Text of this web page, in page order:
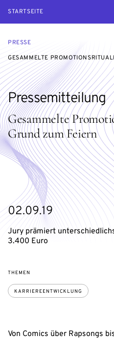
STARTSEITE
PRESSE
GESAMMELTE
Gesammelte
Grund zum Feiern
Pressemitteilung
02.09.19
Jury prämiert
3.400 Euro
THEMEN
KARRIEREENTWICKLUNG
Von Comics über Rapsongs